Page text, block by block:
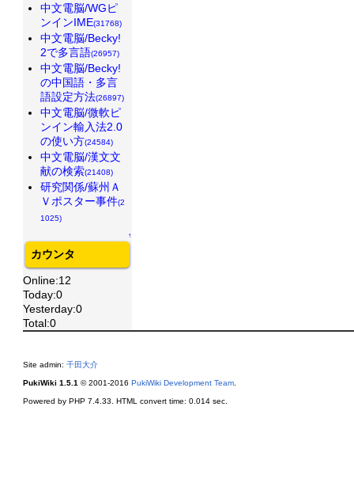
中文電脳/WGピ
ンインIME(31768)
中文電脳/Becky!
2で多言語(26957)
中文電脳/Becky!
の中国語・多言
語設定方法(26897)
中文電脳/微軟ピ
ンイン輸入法2.0
の使い方(24584)
中文電脳/漢文文
献の検索(21408)
研究関係/蘇州Ａ
Ｖポスター事件(2
1025)
↑
カウンタ
Online:12
Today:0
Yesterday:0
Total:0
Site admin: 千田大介
PukiWiki 1.5.1 © 2001-2016 PukiWiki Development Team.
Powered by PHP 7.4.33. HTML convert time: 0.014 sec.